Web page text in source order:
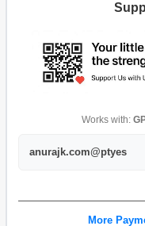
Works with:
anurajk.com@ptyes
More